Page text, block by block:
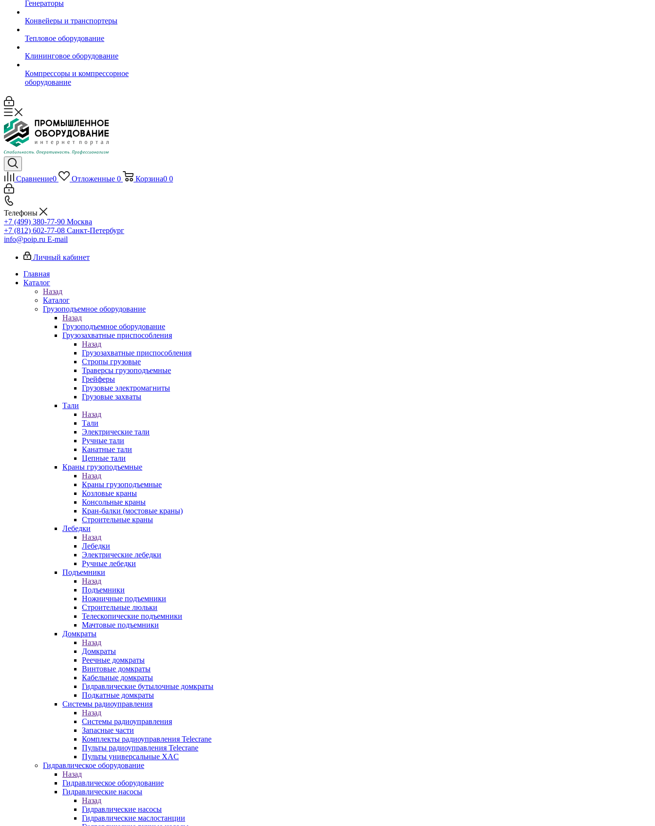
Генераторы
Конвейеры и транспортеры
Тепловое оборудование
Клининговое оборудование
Компрессоры и компрессорное
оборудование
Сравнение0 Отложенные 0 Корзина0 0
Телефоны
+7 (499) 380-77-90 Москва
+7 (812) 602-77-08 Санкт-Петербург
info@poip.ru E-mail
Личный кабинет
Главная
Каталог
Назад
Каталог
Грузоподъемное оборудование
Назад
Грузоподъемное оборудование
Грузозахватные приспособления
Назад
Грузозахватные приспособления
Стропы грузовые
Траверсы грузоподъемные
Грейферы
Грузовые электромагниты
Грузовые захваты
Тали
Назад
Тали
Электрические тали
Ручные тали
Канатные тали
Цепные тали
Краны грузоподъемные
Назад
Краны грузоподъемные
Козловые краны
Консольные краны
Кран-балки (мостовые краны)
Строительные краны
Лебедки
Назад
Лебедки
Электрические лебедки
Ручные лебедки
Подъемники
Назад
Подъемники
Ножничные подъемники
Строительные люльки
Телескопические подъемники
Мачтовые подъемники
Домкраты
Назад
Домкраты
Реечные домкраты
Винтовые домкраты
Кабельные домкраты
Гидравлические бутылочные домкраты
Подкатные домкраты
Системы радиоуправления
Назад
Системы радиоуправления
Запасные части
Комплекты радиоуправления Telecrane
Пульты радиоуправления Telecrane
Пульты универсальные XAC
Гидравлическое оборудование
Назад
Гидравлическое оборудование
Гидравлические насосы
Назад
Гидравлические насосы
Гидравлические маслостанции